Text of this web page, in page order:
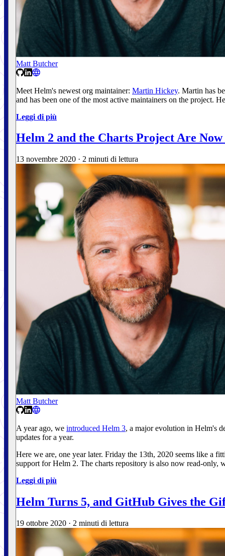
Matt Butcher
Meet Helm's newest org maintainer: Martin Hickey. Martin has
and has been one of the most active maintainers on the project.
Leggi di più
Helm 2 and the Charts Project Are
13 novembre 2020 · 2 minuti di lettura
Matt Butcher
A year ago, we introduced Helm 3, a major evolution in Helm's
updates for a year.
Here we are, one year later. Friday the 13th, 2020 seems like a
support for Helm 2. The charts repository is also now read-only,
Leggi di più
Helm Turns 5, and GitHub Gives the
19 ottobre 2020 · 2 minuti di lettura